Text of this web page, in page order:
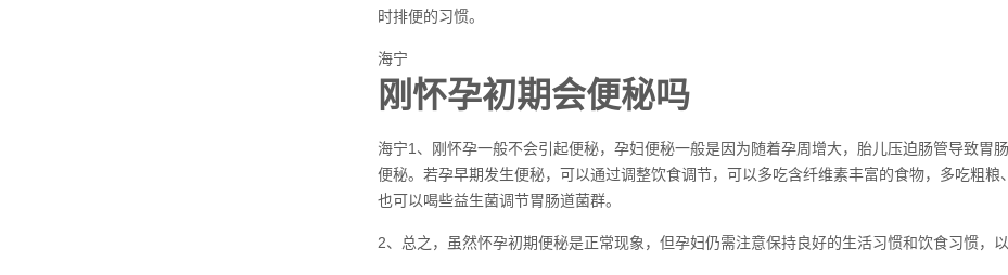
时排便的习惯。
海宁
刚怀孕初期会便秘吗
海宁1、刚怀孕一般不会引起便秘，孕妇便秘一般是因为随着孕周增大，胎儿压迫肠管导致胃
便秘。若孕早期发生便秘，可以通过调整饮食调节，可以多吃含纤维素丰富的食物，多吃粗粮
也可以喝些益生菌调节胃肠道菌群。
2、总之，虽然怀孕初期便秘是正常现象，但孕妇仍需注意保持良好的生活习惯和饮食习惯，